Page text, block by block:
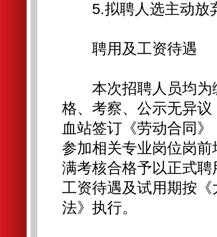
5.拟聘人选主动放
聘用及工资待遇
本次招聘人员均为
格、考察、公示无异
血站签订《劳动合同
参加相关专业岗位岗
满考核合格予以正式
工资待遇及试用期按
法》执行。